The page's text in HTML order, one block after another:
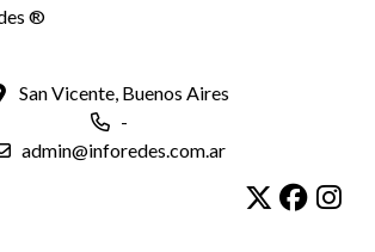
®
San Vicente, Buenos Aires
-
admin@inforedes.com.ar